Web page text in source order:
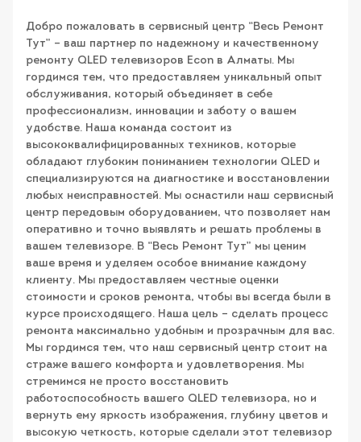
Добро пожаловать в сервисный центр “Весь Ремонт
Тут” – ваш партнер по надежному и качественному
ремонту QLED телевизоров Econ в Алматы. Мы
гордимся тем, что предоставляем уникальный опыт
обслуживания, который объединяет в себе
профессионализм, инновации и заботу о вашем
удобстве. Наша команда состоит из
высококвалифицированных техников, которые
обладают глубоким пониманием технологии QLED и
специализируются на диагностике и восстановлении
любых неисправностей. Мы оснастили наш сервисный
центр передовым оборудованием, что позволяет нам
оперативно и точно выявлять и решать проблемы в
вашем телевизоре. В “Весь Ремонт Тут” мы ценим
ваше время и уделяем особое внимание каждому
клиенту. Мы предоставляем честные оценки
стоимости и сроков ремонта, чтобы вы всегда были в
курсе происходящего. Наша цель – сделать процесс
ремонта максимально удобным и прозрачным для вас.
Мы гордимся тем, что наш сервисный центр стоит на
страже вашего комфорта и удовлетворения. Мы
стремимся не просто восстановить
работоспособность вашего QLED телевизора, но и
вернуть ему яркость изображения, глубину цветов и
высокую четкость, которые сделали этот телевизор